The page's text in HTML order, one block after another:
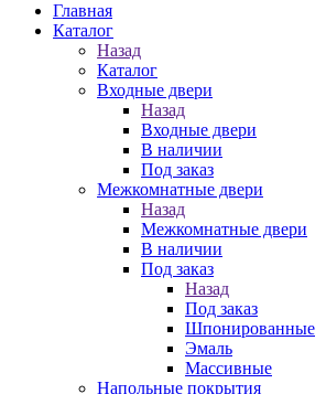
Главная
Каталог
Назад
Каталог
Входные двери
Назад
Входные двери
В наличии
Под заказ
Межкомнатные двери
Назад
Межкомнатные двери
В наличии
Под заказ
Назад
Под заказ
Шпонированные
Эмаль
Массивные
Напольные покрытия